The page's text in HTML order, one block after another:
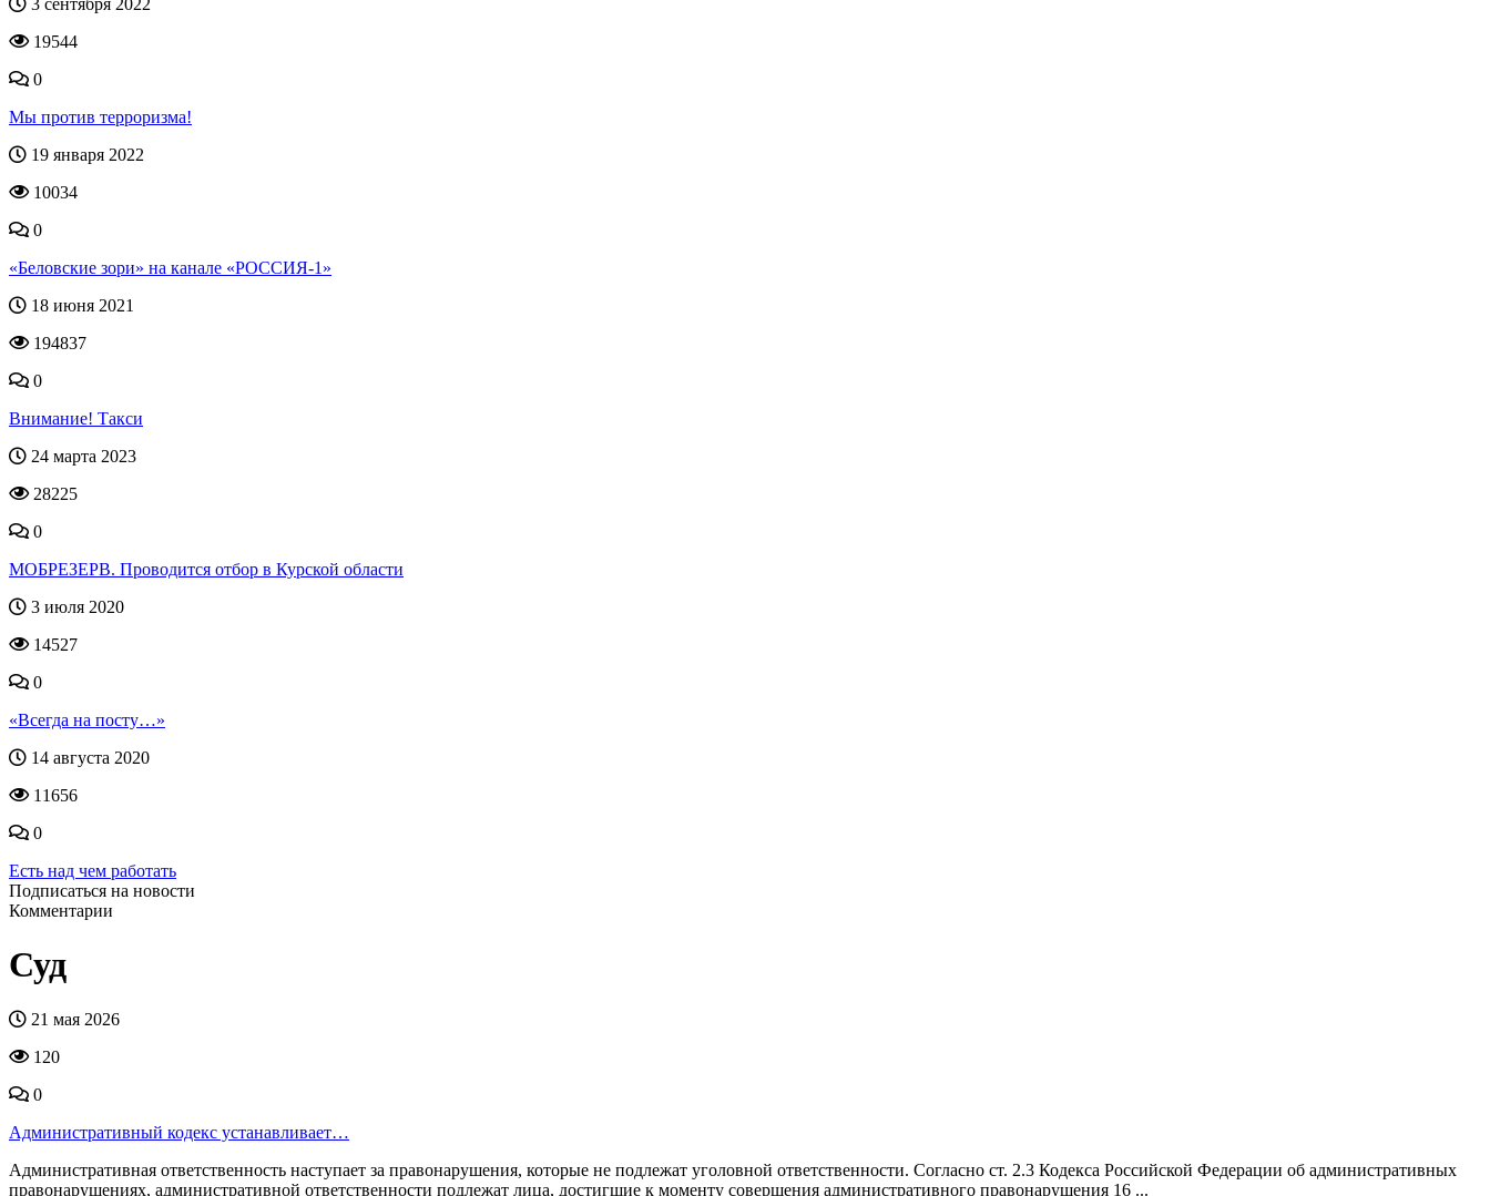
3 сентября 2022
19544
0
Мы против терроризма!
19 января 2022
10034
0
«Беловские зори» на канале «РОССИЯ-1»
18 июня 2021
194837
0
Внимание! Такси
24 марта 2023
28225
0
МОБРЕЗЕРВ. Проводится отбор в Курской области
3 июля 2020
14527
0
«Всегда на посту…»
14 августа 2020
11656
0
Есть над чем работать
Подписаться на новости
Комментарии
Суд
21 мая 2026
120
0
Административный кодекс устанавливает…
Административная ответственность наступает за правонарушения, которые не подлежат уголовной ответственности. Согласно ст. 2.3 Кодекса Российской Федерации об административных
правонарушениях, административной ответственности подлежат лица, достигшие к моменту совершения административного правонарушения 16 ...